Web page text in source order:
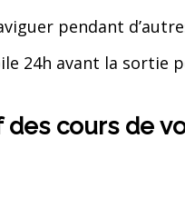
pendant
24h avant la
des cours de